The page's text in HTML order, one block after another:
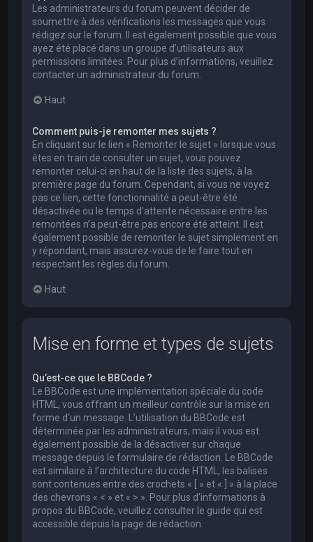
Les administrateurs du forum peuvent décider de
soumettre à des vérifications les messages que vous
rédigez sur le forum. Il est également possible que vous
ayez été placé dans un groupe d’utilisateurs aux
permissions limitées. Pour plus d’informations, veuillez
contacter un administrateur du forum.
Haut
Comment puis-je remonter mes sujets ?
En cliquant sur le lien « Remonter le sujet » lorsque vous
êtes en train de consulter un sujet, vous pouvez
remonter celui-ci en haut de la liste des sujets, à la
première page du forum. Cependant, si vous ne voyez
pas ce lien, cette fonctionnalité a peut-être été
désactivée ou le temps d’attente nécessaire entre les
remontées n’a peut-être pas encore été atteint. Il est
également possible de remonter le sujet simplement en
y répondant, mais assurez-vous de le faire tout en
respectant les règles du forum.
Haut
Mise en forme et types de sujets
Qu’est-ce que le BBCode ?
Le BBCode est une implémentation spéciale du code
HTML, vous offrant un meilleur contrôle sur la mise en
forme d’un message. L’utilisation du BBCode est
déterminée par les administrateurs, mais il vous est
également possible de la désactiver sur chaque
message depuis le formulaire de rédaction. Le BBCode
est similaire à l’architecture du code HTML, les balises
sont contenues entre des crochets « [ » et « ] » à la place
des chevrons « < » et « > ». Pour plus d’informations à
propos du BBCode, veuillez consulter le guide qui est
accessible depuis la page de rédaction.